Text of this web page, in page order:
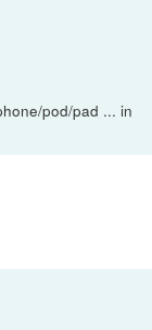
pod/pad ... in